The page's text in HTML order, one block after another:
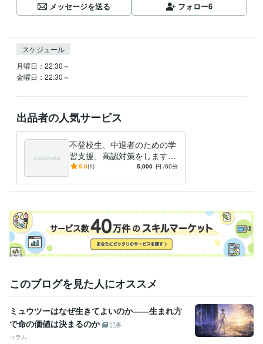
メッセージを送る
フォロー6
スケジュール
月曜日：22:30～
金曜日：22:30～
出品者の人気サービス
不登校生、中退者のための学
習支援、高認対策をします
小・中不登校生への学習支
対策です！
5.0(1) 5,000 円 /60分
このブログを見た人にオススメ
ミュウツーはなぜ生きてよいのか――生まれ方
で命の価値は決まるのか
記事
コラム